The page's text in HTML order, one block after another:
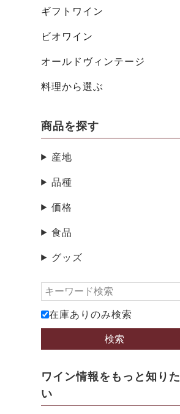
ギフトワイン
ビオワイン
オールドヴィンテージ
料理から選ぶ
商品を探す
産地
品種
価格
食品
グッズ
在庫ありのみ検索
検索
ワイン情報をもっと知りた
い